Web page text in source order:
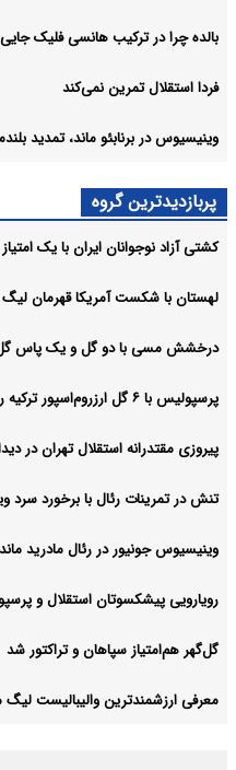
بالده چرا در ترکیب هانسی فلیک جایی
فردا استقلال تمرین نمی‌کند
وینیسیوس در برنابئو ماند، تمدید
پربازدیدترین گروه
کشتی آزاد نوجوانان ایران با یک
لهستان با شکست آمریکا قهرمان لیگ
درخشش مسی با دو گل و یک پاس گل
پرسپولیس با ۶ گل ارزروم‌اسپور ترکیه را در هم کوبید
پیروزی مقتدرانه استقلال تهران در دیدار دوستانه، ۳
تنش در تمرینات رئال با برخورد سرد
وینیسیوس جونیور در رئال مادرید
رویارویی پیشکسوتان استقلال و
گل‌گهر هم‌امتیاز سپاهان و تراکتور شد
معرفی ارزشمندترین والیبالیست